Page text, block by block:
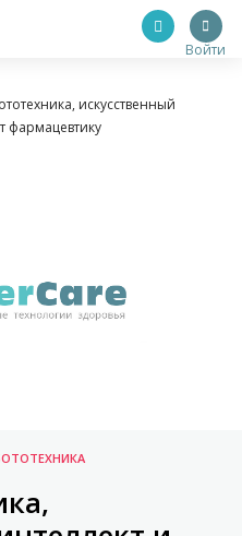
Войти
искусственный
фармацевтику